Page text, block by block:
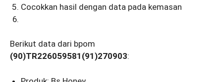
Cocokkan hasil dengan data pada kemasan
Berikut data dari bpom
(90)TR226059581(91)270903: